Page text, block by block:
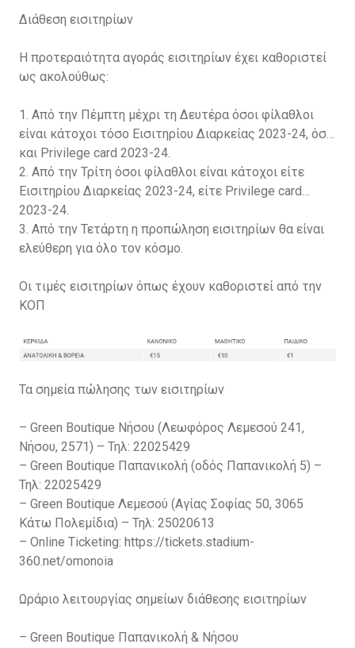
Διάθεση εισιτηρίων
Η προτεραιότητα αγοράς εισιτηρίων έχει καθοριστεί
ως ακολούθως:
1. Από την Πέμπτη μέχρι τη Δευτέρα όσοι φίλαθλοι
είναι κάτοχοι τόσο Εισιτηρίου Διαρκείας 2023-24, όσο
και Privilege card 2023-24.
2. Από την Τρίτη όσοι φίλαθλοι είναι κάτοχοι είτε
Εισιτηρίου Διαρκείας 2023-24, είτε Privilege card
2023-24.
3. Από την Τετάρτη η προπώληση εισιτηρίων θα είναι
ελεύθερη για όλο τον κόσμο.
Οι τιμές εισιτηρίων όπως έχουν καθοριστεί από την
ΚΟΠ
Τα σημεία πώλησης των εισιτηρίων
– Green Boutique Νήσου (Λεωφόρος Λεμεσού 241,
Νήσου, 2571) – Τηλ: 22025429
– Green Boutique Παπανικολή (οδός Παπανικολή 5) –
Τηλ: 22025429
– Green Boutique Λεμεσού (Αγίας Σοφίας 50, 3065
Κάτω Πολεμίδια) – Τηλ: 25020613
– Online Ticketing: https://tickets.stadium-
360.net/omonoia
Ωράριο λειτουργίας σημείων διάθεσης εισιτηρίων
– Green Boutique Παπανικολή & Νήσου